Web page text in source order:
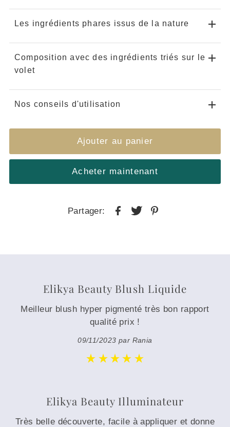
Les ingrédients phares issus de la nature
Composition avec des ingrédients triés sur le
volet
Nos conseils d'utilisation
Acheter maintenant
Partager:
Elikya Beauty Blush Liquide
Meilleur blush hyper pigmenté très bon rapport
qualité prix !
09/11/2023 par Rania
Elikya Beauty Illuminateur
Très belle découverte, facile à appliquer et donne